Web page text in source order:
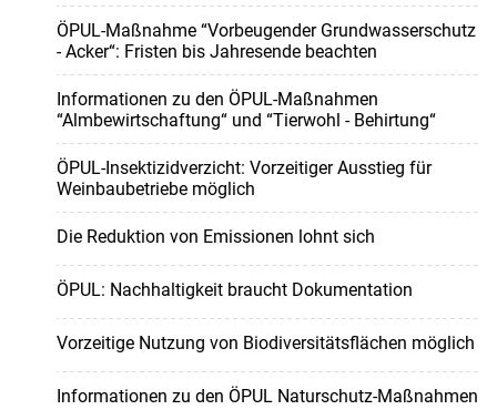
ÖPUL-Maßnahme “Vorbeugender Grundwasserschutz
- Acker“: Fristen bis Jahresende beachten
Informationen zu den ÖPUL-Maßnahmen
“Almbewirtschaftung“ und “Tierwohl - Behirtung“
ÖPUL-Insektizidverzicht: Vorzeitiger Ausstieg für
Weinbaubetriebe möglich
Die Reduktion von Emissionen lohnt sich
ÖPUL: Nachhaltigkeit braucht Dokumentation
Vorzeitige Nutzung von Biodiversitätsflächen möglich
Informationen zu den ÖPUL Naturschutz-Maßnahmen